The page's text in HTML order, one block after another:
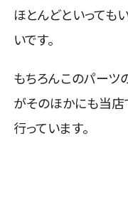
ほとんどといっても
いです。
もちろんこのパーツ
がそのほかにも当
行っています。